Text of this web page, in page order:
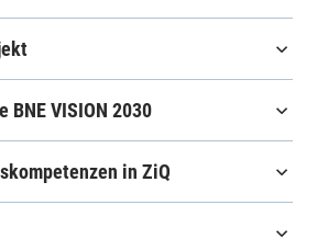
BNE VISION 2030
in ZiQ